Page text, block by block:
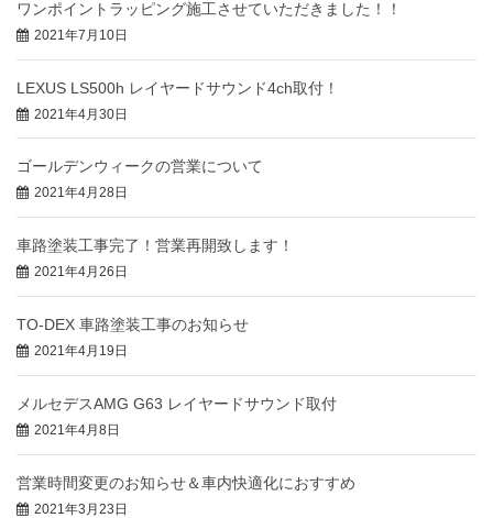
ワンポイントラッピング施工させていただきました！！
2021年7月10日
LEXUS LS500h レイヤードサウンド4ch取付！
2021年4月30日
ゴールデンウィークの営業について
2021年4月28日
車路塗装工事完了！営業再開致します！
2021年4月26日
TO-DEX 車路塗装工事のお知らせ
2021年4月19日
メルセデスAMG G63 レイヤードサウンド取付
2021年4月8日
営業時間変更のお知らせ＆車内快適化におすすめ
2021年3月23日